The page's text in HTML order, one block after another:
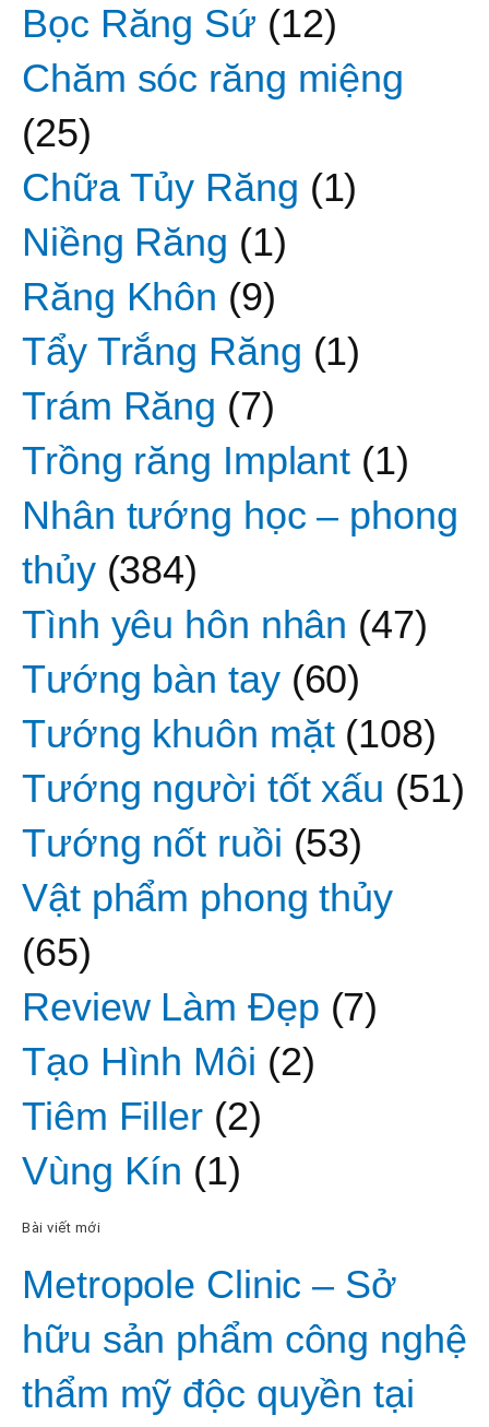
Bọc Răng Sứ (12)
Chăm sóc răng miệng
(25)
Chữa Tủy Răng (1)
Niềng Răng (1)
Răng Khôn (9)
Tẩy Trắng Răng (1)
Trám Răng (7)
Trồng răng Implant (1)
Nhân tướng học – phong
thủy(384)
Tình yêu hôn nhân (47)
Tướng bàn tay(60)
Tướng khuôn mặt(108)
Tướng người tốt xấu (51)
Tướng nốt ruồi (53)
Vật phẩm phong thủy
(65)
Review Làm Đẹp (7)
Tạo Hình Môi (2)
Tiêm Filler(2)
Vùng Kín (1)
Bài viết mới
Metropole Clinic – Sở
hữu sản phẩm công nghệ
thẩm mỹ độc quyền tại